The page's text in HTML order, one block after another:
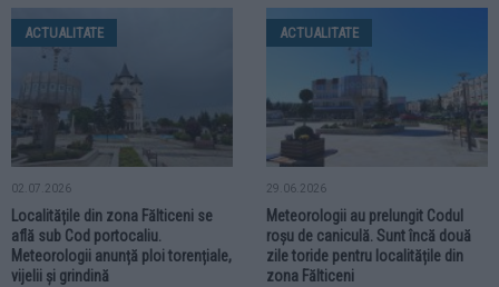
ACTUALITATE
02.07.2026
Localitățile din zona Fălticeni se
află sub Cod portocaliu.
Meteorologii anunță ploi torențiale,
vijelii și grindină
ACTUALITATE
29.06.2026
Meteorologii au prelungit Codul
roșu de caniculă. Sunt încă două
zile toride pentru localitățile din
zona Fălticeni